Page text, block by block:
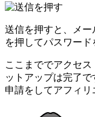
送信を押すと、メ
を押してパスワード
ここまででアクセ
ットアップは完了
申請をしてアフィリ